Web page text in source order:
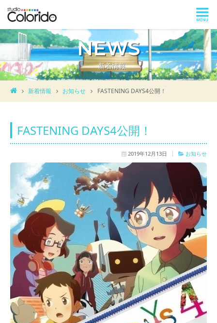
NEWS
新着情報
新着情報 お知らせ FASTENING DAYS4公開！
FASTENING DAYS4公開！
2019年12月13日 お知らせ